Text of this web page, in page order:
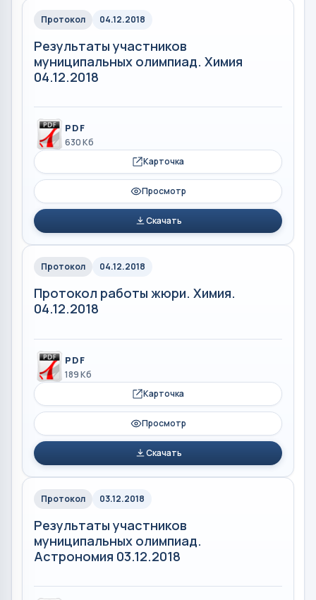
Протокол 04.12.2018
Результаты участников
муниципальных олимпиад. Химия
04.12.2018
PDF
630 Кб
Карточка
Просмотр
Скачать
Протокол 04.12.2018
Протокол работы жюри. Химия.
04.12.2018
PDF
189 Кб
Карточка
Просмотр
Скачать
Протокол 03.12.2018
Результаты участников
муниципальных олимпиад.
Астрономия 03.12.2018